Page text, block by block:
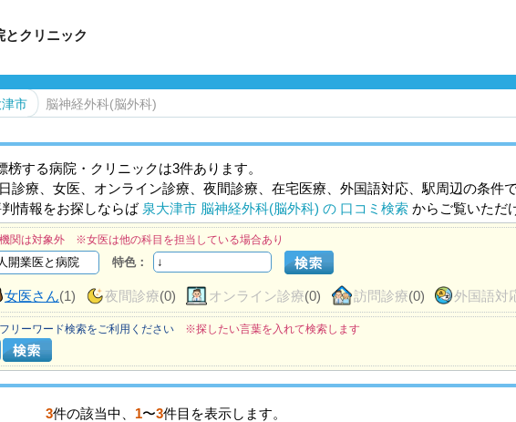
とクリニック
市 脳神経外科(脳外科)
榜する病院・クリニックは3件あります。
診療、女医、オンライン診療、夜間診療、在宅医療、外国語対応、駅周辺の条件
情報をお探しならば 泉大津市 脳神経外科(脳外科) の 口コミ検索 からご覧いただ
関は対象外 ※女医は他の科目を担当している場合あり
特色：
女医さん(1) 夜間診療(0) オンライン診療(0) 訪問診療(0) 外国語対
リーワード検索をご利用ください ※探したい言葉を入れて検索します
3件の該当中、 1〜3件目を表示します。